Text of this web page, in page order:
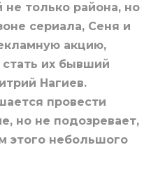
только района, но
сериала, Сеня и
акцию,
их бывший
Нагиев.
провести
но не подозревает,
этого небольшого